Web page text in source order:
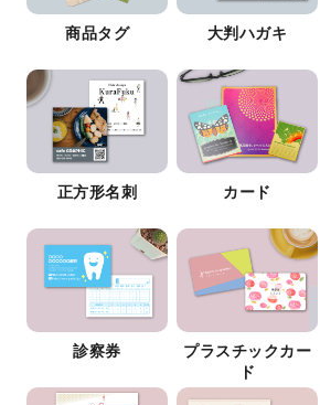
商品タグ 大判ハガキ
正方形名刺 カード
診察券
プラスチックカー
ド